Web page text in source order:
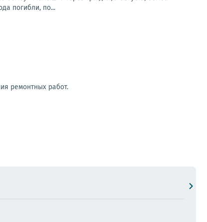
погибли, по...
ремонтных работ.